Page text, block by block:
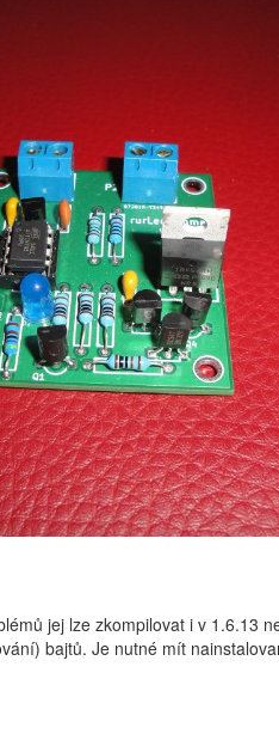
jej lze zkompilovat i v 1.6.13
bajtů. Je nutné mít